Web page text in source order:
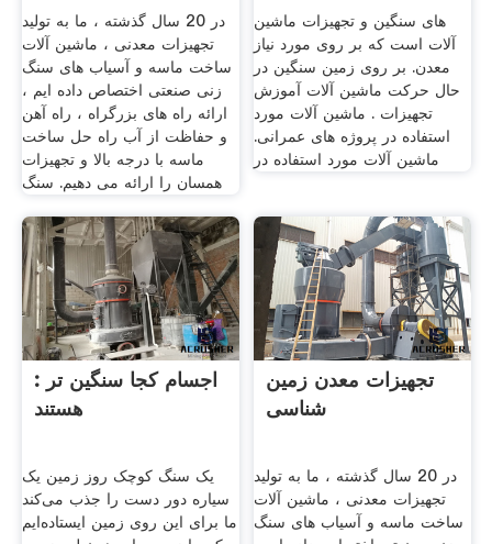
در 20 سال گذشته ، ما به تولید
تجهیزات معدنی ، ماشین آلات
ساخت ماسه و آسیاب های سنگ
زنی صنعتی اختصاص داده ایم ،
ارائه راه های بزرگراه ، راه آهن
و حفاظت از آب راه حل ساخت
ماسه با درجه بالا و تجهیزات
همسان را ارائه می دهیم. سنگ
های سنگین و تجهیزات ماشین
آلات است که بر روی مورد نیاز
معدن. بر روی زمین سنگین در
حال حرکت ماشین آلات آموزش
تجهیزات . ماشین آلات مورد
استفاده در پروژه های عمرانی.
ماشین آلات مورد استفاده در
: اجسام کجا سنگین تر
هستند
یک سنگ کوچک روز زمین یک
سیاره دور دست را جذب می‌کند
ما برای این روی زمین ایستاده‌ایم
تجهیزات معدن زمین
شناسی
در 20 سال گذشته ، ما به تولید
تجهیزات معدنی ، ماشین آلات
ساخت ماسه و آسیاب های سنگ